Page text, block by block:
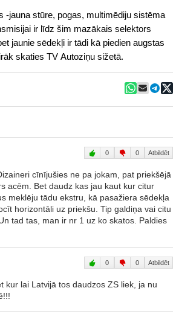
-jauna stūre, pogas, multimēdiju sistēma
ir līdz šim mazākais selektors
jaunie sēdekļi ir tādi kā piedien augstas
skaties TV Autoziņu sižetā.
0 0 Atbildēt
cīnījušies ne pa jokam, pat priekšējā
acēm. Bet daudz kas jau kaut kur citur
meklēju tādu ekstru, kā pasažiera sēdekļa
horizontāli uz priekšu. Tip galdiņa vai citu
tad tas, man ir nr 1 uz ko skatos. Paldies
0 0 Atbildēt
kur lai Latvijā tos daudzos ZS liek, ja nu